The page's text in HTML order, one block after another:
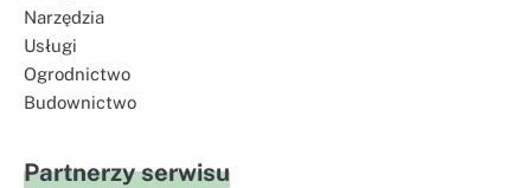
Narzędzia
Usługi
Ogrodnictwo
Budownictwo
Partnerzy serwisu